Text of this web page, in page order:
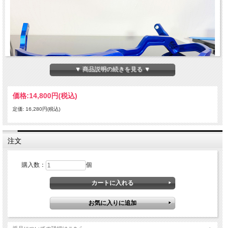
プラスチックバンパーが付属。
マウント、バーエンドは付属しません。
特許取得済CNC バー | CNC機械加工された新しいビレットバーは6061航空機グレ
バーの場所別に太さ（厚さ）を変える工夫が施されています。
▼ 商品説明の続きを見る ▼
価格:14,800円(税込)
定価: 16,280円(税込)
注文
購入数： 個